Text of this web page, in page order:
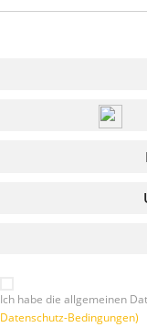
Ich habe die allgemeinen
Datenschutz-Bedingungen)